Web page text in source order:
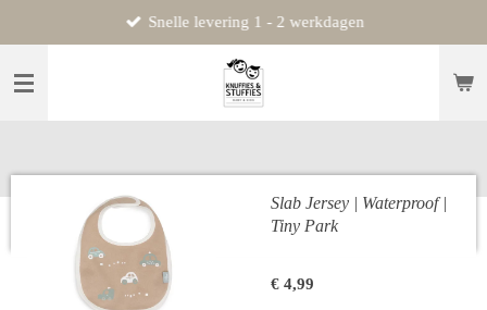
direct
naar
Snelle levering 1 - 2 werkdagen
Slab Jersey | Waterproof |
Tiny Park
€ 4,99